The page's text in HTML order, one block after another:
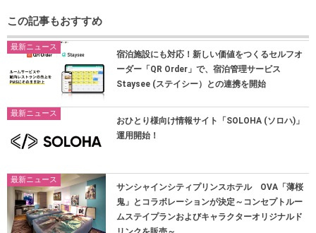
この記事もおすすめ
最新ニュース
宿泊施設にも対応！新しい価値をつくるセルフオ
ーダー「QR Order」で、宿泊管理サービス
Staysee (ステイシー）との連携を開始
最新ニュース
おひとり様向け情報サイト「SOLOHA (ソロハ)」
運用開始！
最新ニュース
サンシャインシティプリンスホテル OVA「薄桜
鬼」とコラボレーションが決定～コンセプトルー
ムステイプランおよびキャラクターオリジナルド